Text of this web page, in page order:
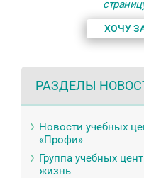
ХОЧУ
РАЗДЕЛЫ
Новости учебных
«Профи»
Группа учебных
жизнь